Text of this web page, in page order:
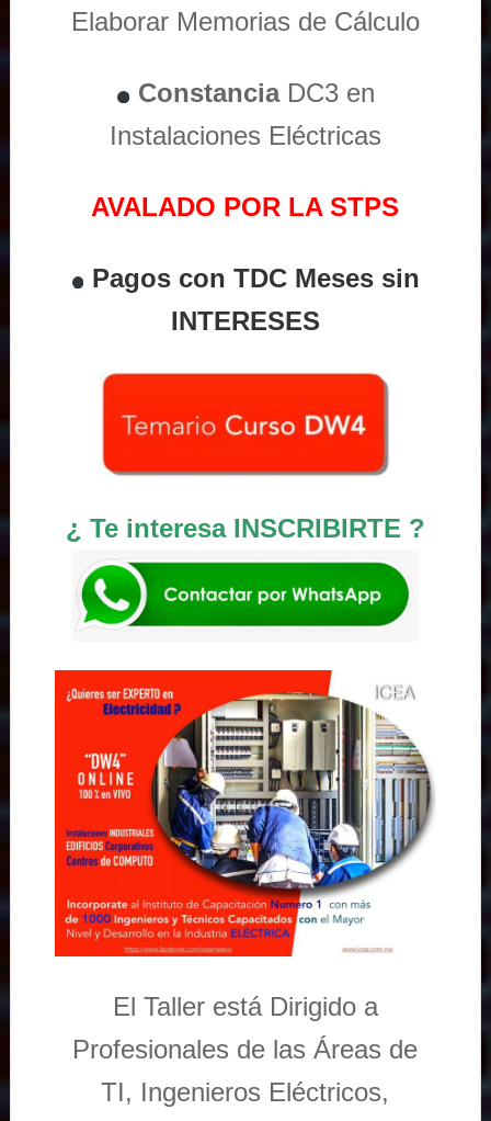
Elaborar Memorias de Cálculo
ConstanciaDC3 en
Instalaciones Eléctricas
AVALADO POR LA STPS
Pagos con TDC Meses sin
INTERESES
¿ Te interesa INSCRIBIRTE ?
El Taller está Dirigido a
Profesionales de las Áreas de
TI, Ingenieros Eléctricos,